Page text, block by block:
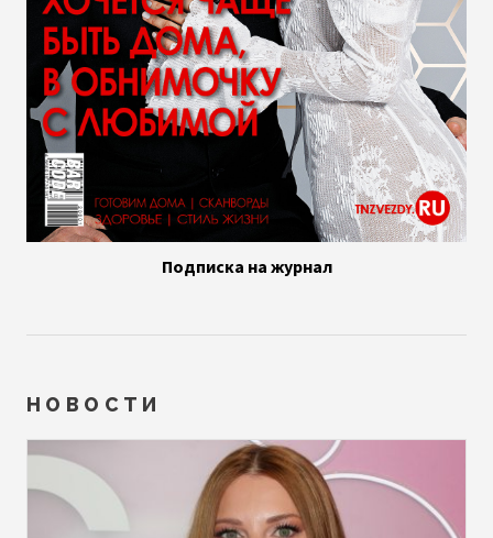
Подписка на журнал
НОВОСТИ